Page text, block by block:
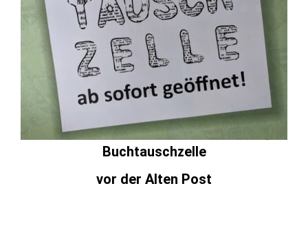
Buchtauschzelle
vor der Alten Post